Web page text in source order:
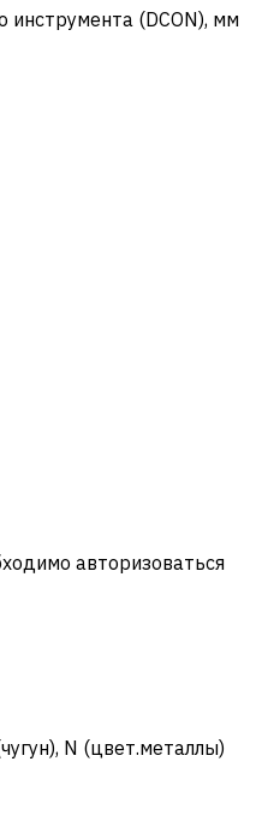
(DCON), мм
авторизоваться
, N (цвет.металлы)